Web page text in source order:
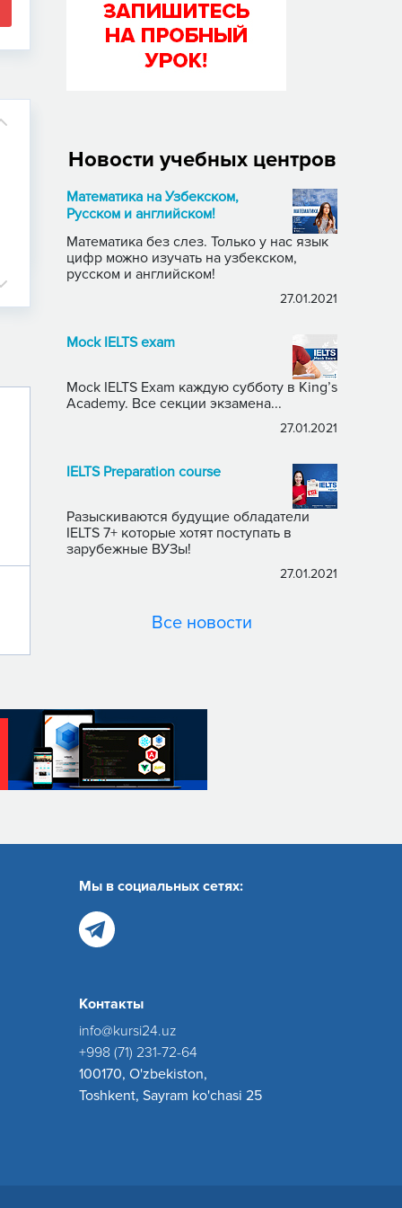
Новости учебных центров
Математика на Узбекском,
Русском и английском!
Математика без слез. Только у нас язык
цифр можно изучать на узбекском,
русском и английском!
27.01.2021
Mock IELTS exam
Mock IELTS Exam каждую субботу в King’s
Academy. Все секции экзамена...
27.01.2021
IELTS Preparation course
Разыскиваются будущие обладатели
IELTS 7+ которые хотят поступать в
зарубежные ВУЗы!
27.01.2021
Все новости
Мы в социальных сетях:
Контакты
info@kursi24.uz
+998 (71) 231-72-64
100170, O'zbekiston,
Toshkent, Sayram ko'chasi 25